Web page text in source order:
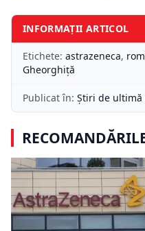
INFORMAȚII ARTICOL
Etichete: astrazeneca,
Gheorghiță
Publicat în: Știri de ultimă